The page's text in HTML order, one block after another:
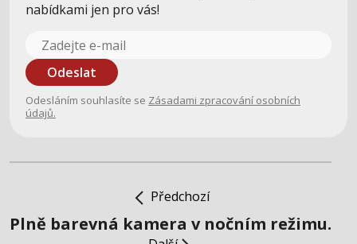
nabídkami jen pro vás!
Odeslat
Odesláním souhlasíte se Zásadami zpracování osobních
údajů.
Předchozí
Plně barevná kamera v nočním režimu.